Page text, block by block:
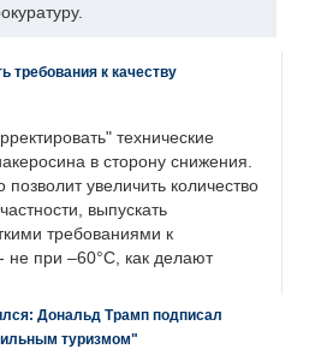
требования к качеству
технические
в сторону снижения.
увеличить количество
выпускать
требованиями к
не при –60°C, как делают
Дональд Трамп подписал
туризмом"